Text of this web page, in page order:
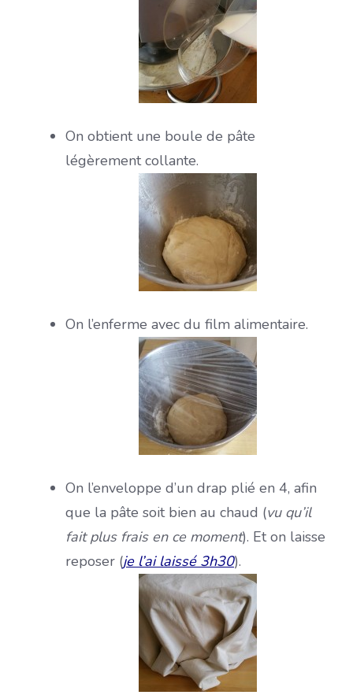
On obtient une boule de pâte
légèrement collante.
On l’enferme avec du film alimentaire.
On l’enveloppe d’un drap plié en 4, afin
que la pâte soit bien au chaud (vu qu’il
fait plus frais en ce moment). Et on laisse
reposer (je l’ai laissé 3h30).